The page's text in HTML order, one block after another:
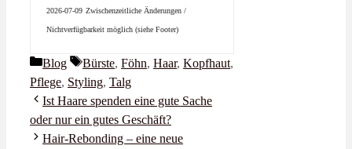
2026-07-09 Zwischenzeitliche Änderungen /
Nichtverfügbarkeit möglich (siehe Footer)
Kategorien
Blog Schlagwörter
Bürste, Föhn, Haar, Kopfhaut,
Pflege, Styling, Talg
Ist Haare spenden eine gute Sache
oder nur ein gutes Geschäft?
Hair-Rebonding – eine neue